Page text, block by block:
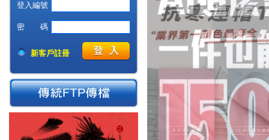
登入編號
密 碼
新客戶註冊